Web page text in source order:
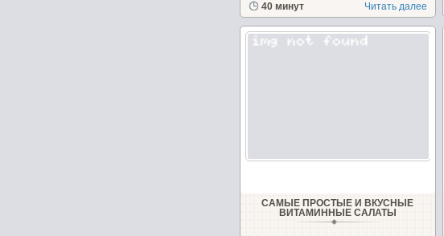
40 минут Читать далее
САМЫЕ ПРОСТЫЕ И ВКУСНЫЕ
ВИТАМИННЫЕ САЛАТЫ